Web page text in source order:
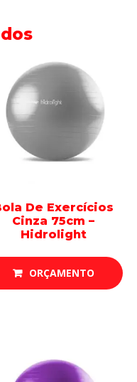
De Exercícios
Cinza 75cm –
Hidrolight
ORÇAMENTO